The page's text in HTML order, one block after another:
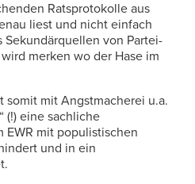
Ratsprotokolle aus
liest und nicht einfach
von Partei-
merken wo der Hase im
somit mit Angstmacherei u.a.
(!) eine sachliche
EWR mit populistischen
und in ein